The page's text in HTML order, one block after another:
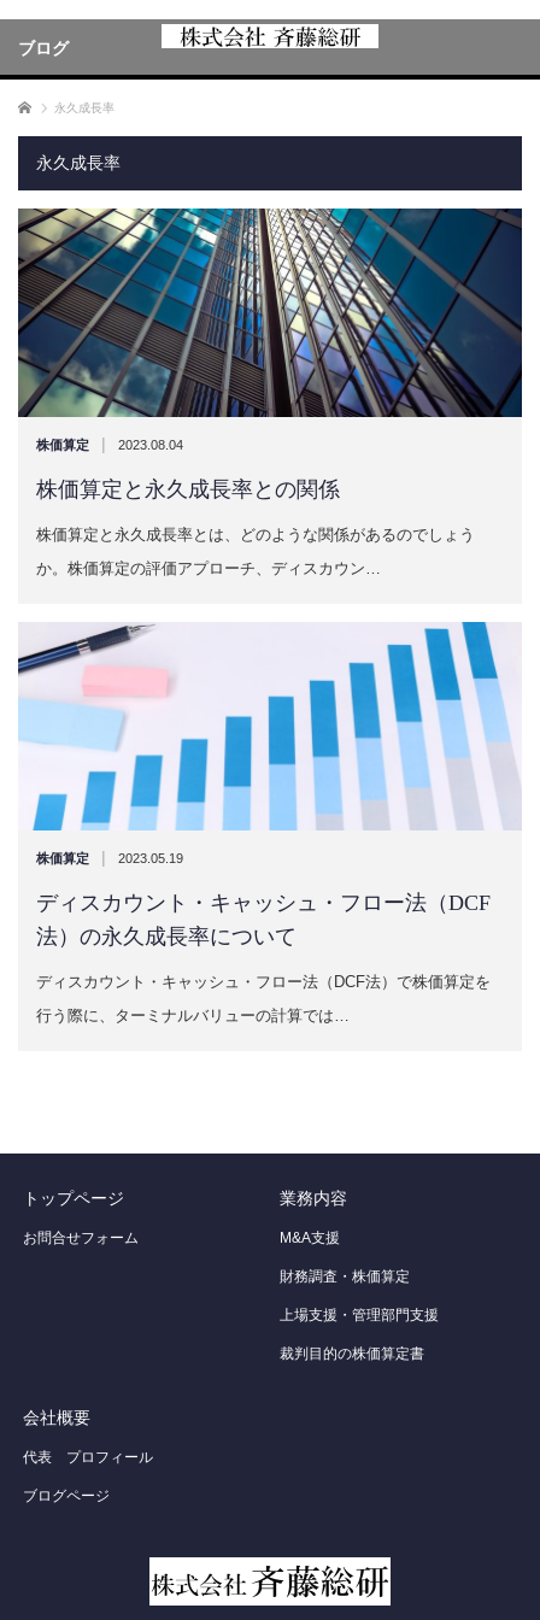
ブログ
ホーム 永久成長率
永久成長率
株価算定 | 2023.08.04
株価算定と永久成長率との関係
株価算定と永久成長率とは、どのような関係があるのでしょう
か。株価算定の評価アプローチ、ディスカウン…
株価算定 | 2023.05.19
ディスカウント・キャッシュ・フロー法（DCF
法）の永久成長率について
ディスカウント・キャッシュ・フロー法（DCF法）で株価算定を
行う際に、ターミナルバリューの計算では…
トップページ
お問合せフォーム
業務内容
M&A支援
財務調査・株価算定
上場支援・管理部門支援
裁判目的の株価算定書
会社概要
代表 プロフィール
ブログページ